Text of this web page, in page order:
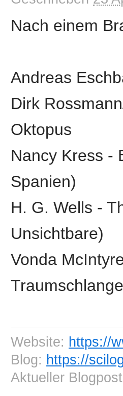
Nach einem
Andreas
Dirk
Oktopus
Nancy Kress -
Spanien)
H. G. Wells -
Unsichtbare)
Vonda
Website: https://
Blog: https://
Aktueller